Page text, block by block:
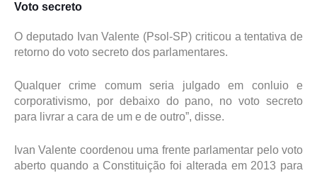
Voto secreto
O deputado Ivan Valente (Psol-SP) criticou a tentativa de
retorno do voto secreto dos parlamentares.
Qualquer crime comum seria julgado em conluio e
corporativismo, por debaixo do pano, no voto secreto
para livrar a cara de um e de outro”, disse.
Ivan Valente coordenou uma frente parlamentar pelo voto
aberto quando a Constituição foi alterada em 2013 para